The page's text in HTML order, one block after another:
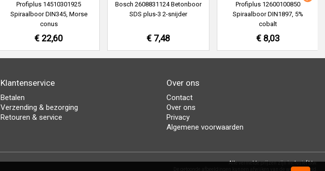
Profiplus 14510301925
Spiraalboor DIN345, Morse
conus
€ 22,60
Bosch 2608831124 Betonboor
SDS plus-3 2-snijder
€ 7,48
Profiplus 12600100850
Spiraalboor DIN1897, 5%
cobalt
€ 8,03
Klantenservice
Betalen
Verzending & bezorging
Retouren & service
Over ons
Contact
Over ons
Privacy
Algemene voorwaarden
Alle vermelde prijzen zijn inclusief btw.
De getoonde afbeeldingen kunnen afwijken van de werkelijkheid.